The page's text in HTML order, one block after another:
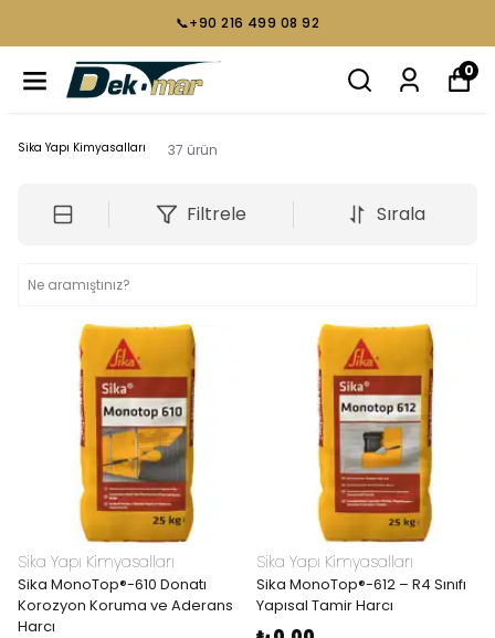
📞+90 216 499 08 92
0
Sika Yapı Kimyasalları 37 ürün
Filtrele Sırala
Sika Yapı Kimyasalları
Sika MonoTop®-610 Donatı
Korozyon Koruma ve Aderans
Harcı
Sika Yapı Kimyasalları
Sika MonoTop®-612 – R4 Sınıfı
Yapısal Tamir Harcı